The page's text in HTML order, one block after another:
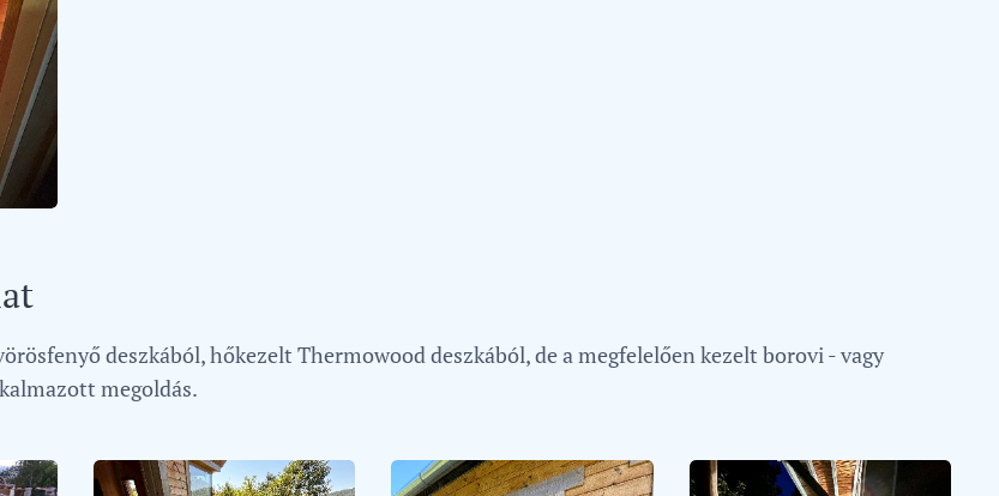
deszkából, hőkezelt Thermowood deszkából, de a megfelelően kezelt borovi - vagy
megoldás.